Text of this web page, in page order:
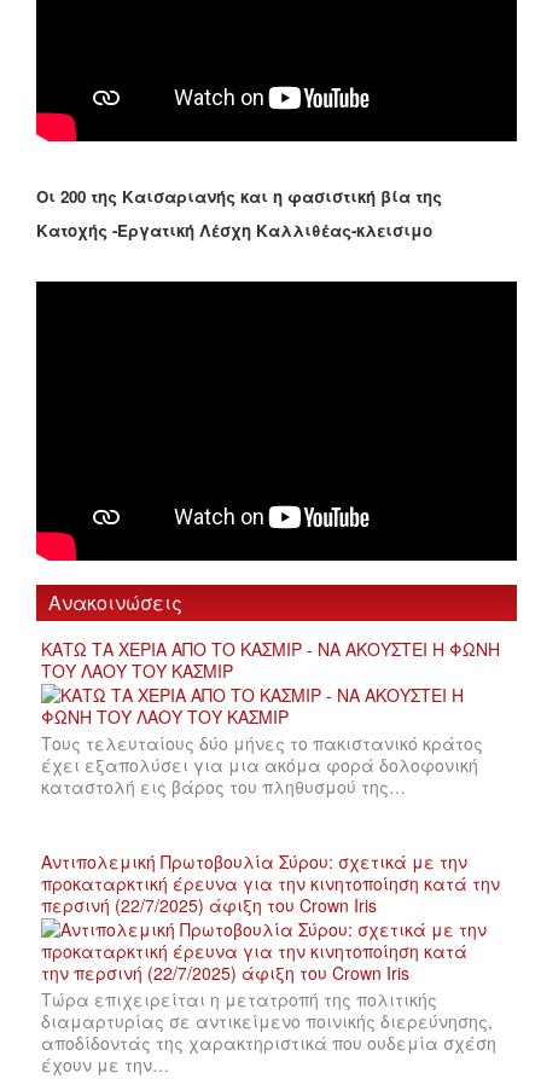
Οι 200 της Καισαριανής και η φασιστική βία της
Κατοχής -Εργατική Λέσχη Καλλιθέας-κλεισιμο
Ανακοινώσεις
ΚΑΤΩ ΤΑ ΧΕΡΙΑ ΑΠΟ ΤΟ ΚΑΣΜΙΡ - ΝΑ ΑΚΟΥΣΤΕΙ Η ΦΩΝΗ
ΤΟΥ ΛΑΟΥ ΤΟΥ ΚΑΣΜΙΡ
Τους τελευταίους δύο μήνες το πακιστανικό κράτος
έχει εξαπολύσει για μια ακόμα φορά δολοφονική
καταστολή εις βάρος του πληθυσμού της…
Αντιπολεμική Πρωτοβουλία Σύρου: σχετικά με την
προκαταρκτική έρευνα για την κινητοποίηση κατά την
περσινή (22/7/2025) άφιξη του Crown Iris
Τώρα επιχειρείται η μετατροπή της πολιτικής
διαμαρτυρίας σε αντικείμενο ποινικής διερεύνησης,
αποδίδοντάς της χαρακτηριστικά που ουδεμία σχέση
έχουν με την…